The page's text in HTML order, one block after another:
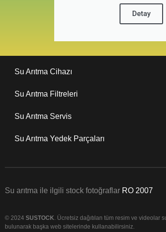
Detay
Su Arıtma Cihazı
Su Arıtma Filtreleri
Su Arıtma Servis
Su Arıtma Yedek Parçaları
Su arıtma ile ilgili stock fotoğraflar RO 2007
© 2024 SUSTOCK . Ücretsiz dağıtılan tüm resim ve videolar
bulunarak başka web sitelerinde kullanabilirsiniz.